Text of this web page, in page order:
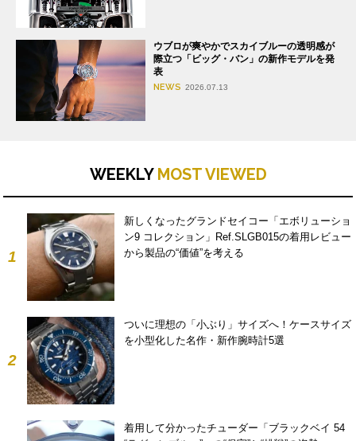
ウブロが爽やかでスカイブルーの透明感が
際立つ「ビッグ・バン」の新作モデルを発
表
NEWS 2026.07.13
WEEKLY MOST VIEWED
1
新しくなったグランドセイコー「エボリューショ
ン9 コレクション」Ref.SLGB015の着用レビュー
から製品の“価値”を考える
2
ついに理想の「小ぶり」サイズへ！ケースサイズ
を小型化した名作・新作腕時計5選
着用して分かったチューダー「ブラックベイ 54